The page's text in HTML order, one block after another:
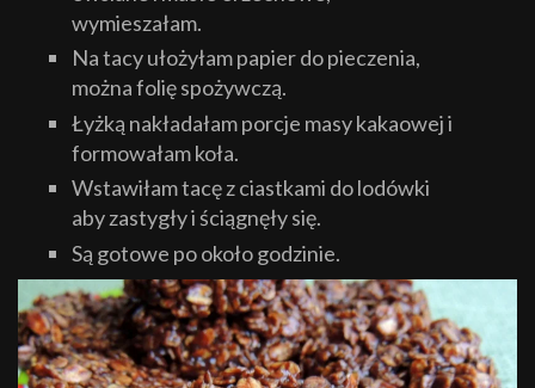
wymieszałam.
Na tacy ułożyłam papier do pieczenia,
można folię spożywczą.
Łyżką nakładałam porcje masy kakaowej i
formowałam koła.
Wstawiłam tacę z ciastkami do lodówki
aby zastygły i ściągnęły się.
Są gotowe po około godzinie.